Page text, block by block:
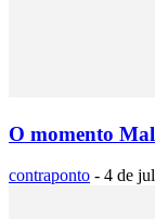
O momento
contraponto - 4 de